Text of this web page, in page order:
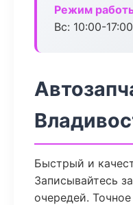
Режим
Вс: 10:00-17:00
Быстрый и
Записывайтесь
очередей.